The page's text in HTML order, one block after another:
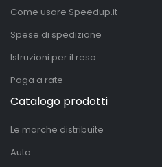
Come usare Speedup.it
Spese di spedizione
Istruzioni per il reso
Paga a rate
Catalogo prodotti
Le marche distribuite
Auto